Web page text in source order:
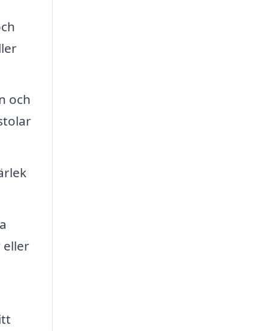
och
eller